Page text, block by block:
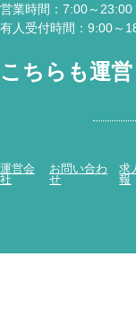
営業時間：7:00～23:00
有人受付時間：9:00～
こちらも運
運営会
社
お問い合わ
せ
求
報